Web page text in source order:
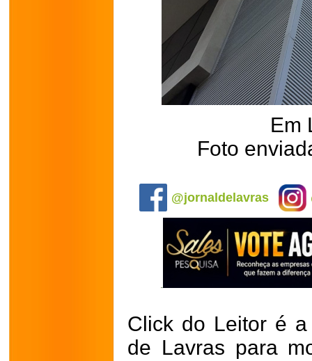
Em
Foto
@jornaldelavras
Click do Leitor é
de Lavras para